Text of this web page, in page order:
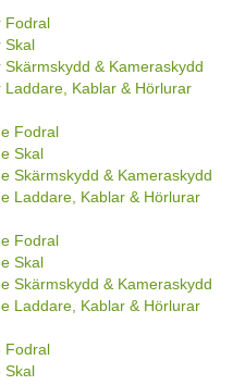
Fodral
Skal
Skärmskydd & Kameraskydd
Laddare, Kablar & Hörlurar
Fodral
Skal
Skärmskydd & Kameraskydd
Laddare, Kablar & Hörlurar
Fodral
Skal
Skärmskydd & Kameraskydd
Laddare, Kablar & Hörlurar
Fodral
Skal